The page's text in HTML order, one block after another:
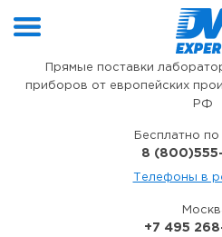
Прямые поставки
приборов от европейских
РФ
Бесплатно
8
Телефоны в
+7 495